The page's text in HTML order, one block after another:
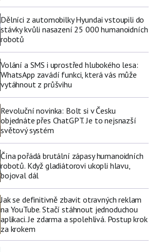
Dělníci z automobilky Hyundai vstoupili do
stávky kvůli nasazení 25 000 humanoidních
robotů
Volání a SMS i uprostřed hlubokého lesa:
WhatsApp zavádí funkci, která vás může
vytáhnout z průšvihu
Revoluční novinka: Bolt si v Česku
objednáte přes ChatGPT. Je to nejsnazší
světový systém
Čína pořádá brutální zápasy humanoidních
robotů. Když gladiátorovi ukopli hlavu,
bojoval dál
Jak se definitivně zbavit otravných reklam
na YouTube. Stačí stáhnout jednoduchou
aplikaci. Je zdarma a spolehlivá. Postup krok
za krokem